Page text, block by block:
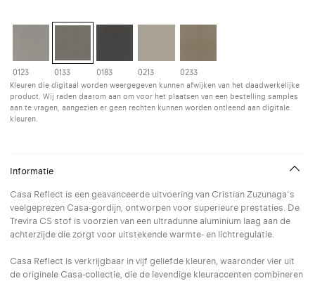
0123 0133 0183 0213 0233
Kleuren die digitaal worden weergegeven kunnen afwijken van het daadwerkelijke
product. Wij raden daarom aan om voor het plaatsen van een bestelling samples
aan te vragen, aangezien er geen rechten kunnen worden ontleend aan digitale
kleuren.
Informatie
Casa Reflect is een geavanceerde uitvoering van Cristian Zuzunaga's
veelgeprezen Casa-gordijn, ontworpen voor superieure prestaties. De
Trevira CS stof is voorzien van een ultradunne aluminium laag aan de
achterzijde die zorgt voor uitstekende warmte- en lichtregulatie.
Casa Reflect is verkrijgbaar in vijf geliefde kleuren, waaronder vier uit
de originele Casa-collectie, die de levendige kleuraccenten combineren